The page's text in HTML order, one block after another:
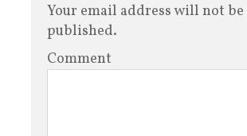
Your email address will not be
published.
Comment